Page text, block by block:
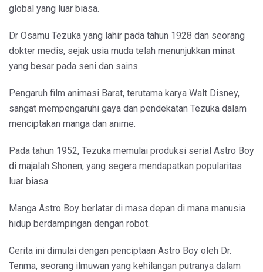
global yang luar biasa.
Dr Osamu Tezuka yang lahir pada tahun 1928 dan seorang
dokter medis, sejak usia muda telah menunjukkan minat
yang besar pada seni dan sains.
Pengaruh film animasi Barat, terutama karya Walt Disney,
sangat mempengaruhi gaya dan pendekatan Tezuka dalam
menciptakan manga dan anime.
Pada tahun 1952, Tezuka memulai produksi serial Astro Boy
di majalah Shonen, yang segera mendapatkan popularitas
luar biasa.
Manga Astro Boy berlatar di masa depan di mana manusia
hidup berdampingan dengan robot.
Cerita ini dimulai dengan penciptaan Astro Boy oleh Dr.
Tenma, seorang ilmuwan yang kehilangan putranya dalam